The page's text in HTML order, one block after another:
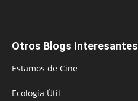
Otros Blogs Interesantes
Estamos de Cine
Ecología Útil